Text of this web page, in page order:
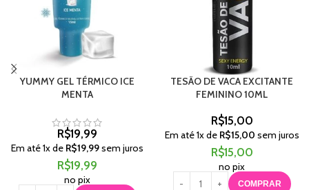
YUMMY GEL TÉRMICO ICE
MENTA
R$19,99
Em até1x de R$19,99sem juros
R$19,99
no pix
TESÃO DE VACA EXCITANTE
FEMININO 10ML
R$15,00
Em até1x de R$15,00 sem juros
R$15,00
no pix
COMPRAR